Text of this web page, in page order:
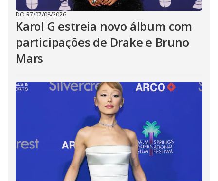
DO R7/07/08/2026
Karol G estreia novo álbum com
participações de Drake e Bruno
Mars